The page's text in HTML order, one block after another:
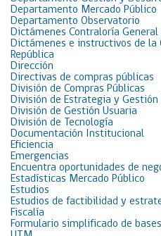
Departamento Mercado Público
Departamento Observatorio
Dictámenes Contraloría General
Dictámenes e instructivos de la
República
Dirección
Directivas de compras públicas
División de Compras Públicas
División de Estrategia y
División de Gestión Usuaria
División de Tecnología
Documentación Institucional
Eficiencia
Emergencias
Encuentra oportunidades de
Estadísticas Mercado Público
Estudios
Estudios de factibilidad y
Fiscalía
Formulario simplificado de